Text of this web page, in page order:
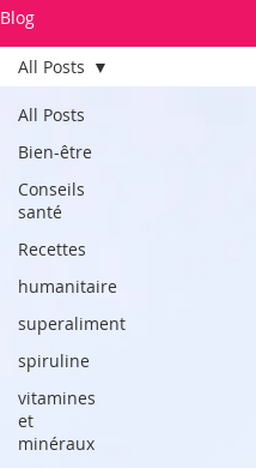
Blog
All Posts
Bien-être
Conseils
santé
Recettes
humanitaire
superaliment
spiruline
vitamines
et
minéraux
All Posts